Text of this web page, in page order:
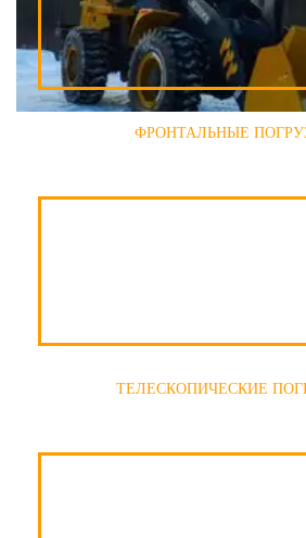
ФРОНТАЛЬНЫЕ
ТЕЛЕСКОПИЧЕСКИЕ